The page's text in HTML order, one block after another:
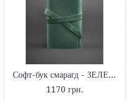
Софт-бук смарагд - ЗЕЛЕНИЙ
1170 грн.